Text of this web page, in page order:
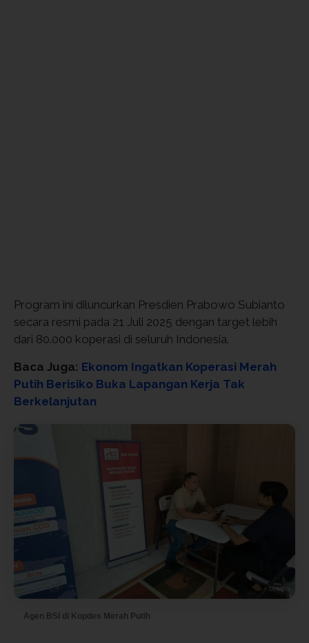
Program ini diluncurkan Presdien Prabowo Subianto
secara resmi pada 21 Juli 2025 dengan target lebih
dari 80.000 koperasi di seluruh Indonesia.
Baca Juga: Ekonom Ingatkan Koperasi Merah
Putih Berisiko Buka Lapangan Kerja Tak
Berkelanjutan
Agen BSI di Kopdes Merah Putih